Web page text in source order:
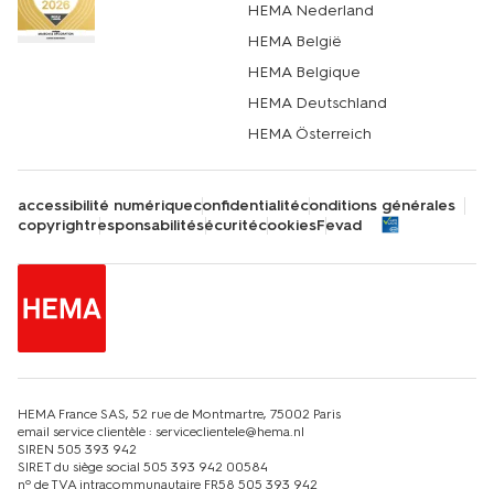
HEMA Nederland
HEMA België
HEMA Belgique
HEMA Deutschland
HEMA Österreich
accessibilité numériqueconfidentialitéconditions générales
copyrightresponsabilitésécuritécookiesFevad
HEMA France SAS, 52 rue de Montmartre, 75002 Paris
email service clientèle : serviceclientele@hema.nl
SIREN 505 393 942
SIRET du siège social 505 393 942 00584
nº de TVA intracommunautaire FR58 505 393 942